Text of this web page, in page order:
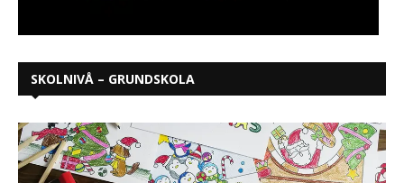
SKOLNIVÅ – GRUNDSKOLA